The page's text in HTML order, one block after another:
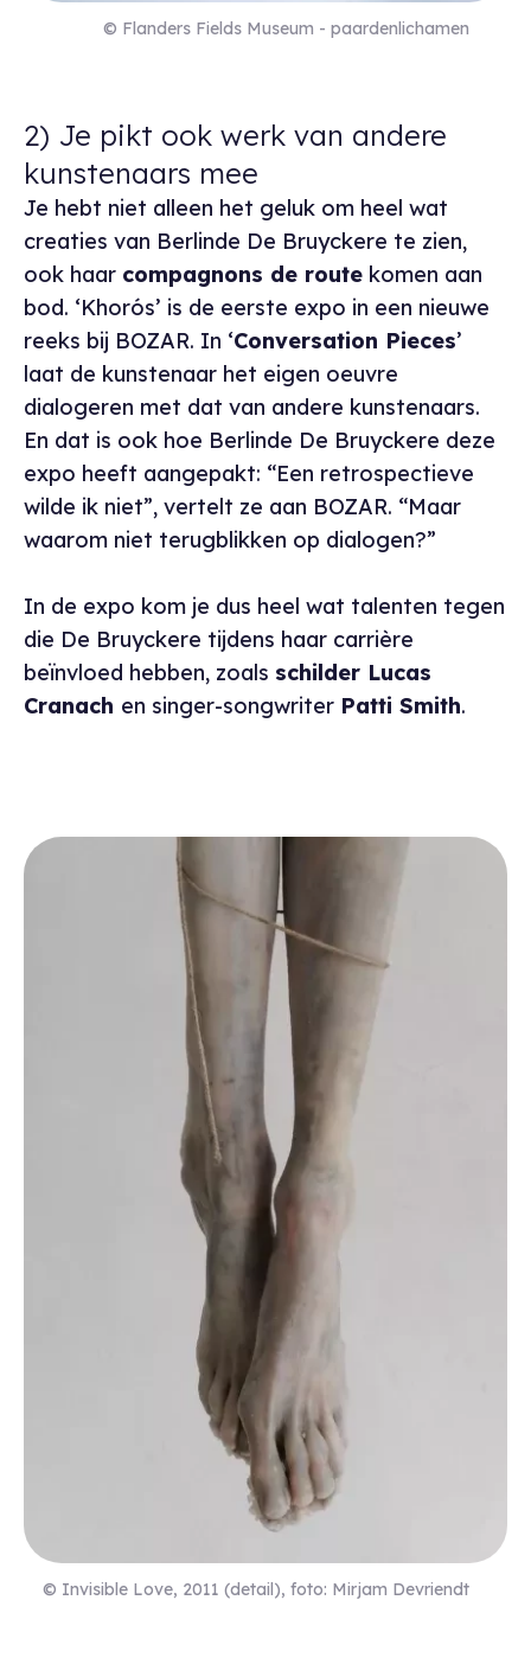
© Flanders Fields Museum - paardenlichamen
2) Je pikt ook werk van andere
kunstenaars mee
Je hebt niet alleen het geluk om heel wat
creaties van Berlinde De Bruyckere te zien,
ook haar compagnons de route komen aan
bod. ‘Khorós’ is de eerste expo in een nieuwe
reeks bij BOZAR. In ‘Conversation Pieces’
laat de kunstenaar het eigen oeuvre
dialogeren met dat van andere kunstenaars.
En dat is ook hoe Berlinde De Bruyckere deze
expo heeft aangepakt: “Een retrospectieve
wilde ik niet”, vertelt ze aan BOZAR. “Maar
waarom niet terugblikken op dialogen?”
In de expo kom je dus heel wat talenten tegen
die De Bruyckere tijdens haar carrière
beïnvloed hebben, zoals schilder Lucas
Cranach en singer-songwriter Patti Smith.
© Invisible Love, 2011 (detail), foto: Mirjam Devriendt